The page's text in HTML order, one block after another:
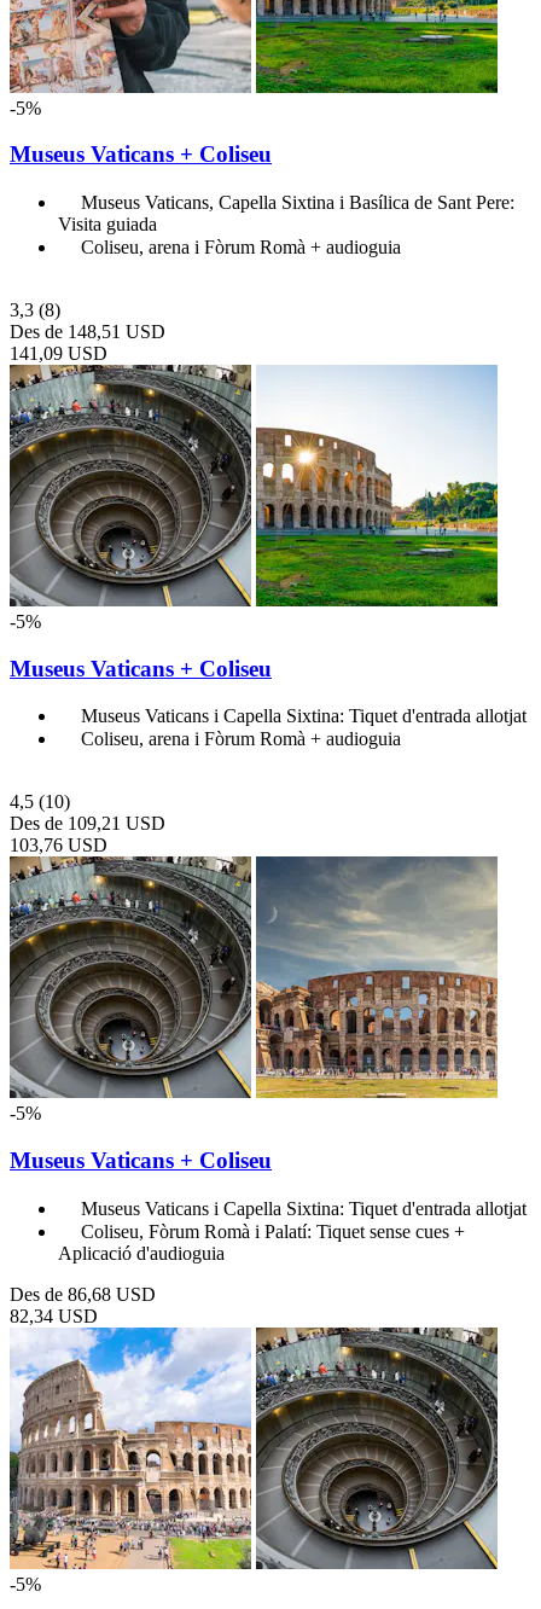
-5%
Museus Vaticans + Coliseu
Museus Vaticans, Capella Sixtina i Basílica de Sant Pere:
Visita guiada
Coliseu, arena i Fòrum Romà + audioguia
3,3 (8)
Des de 148,51 USD
141,09 USD
-5%
Museus Vaticans + Coliseu
Museus Vaticans i Capella Sixtina: Tiquet d'entrada allotjat
Coliseu, arena i Fòrum Romà + audioguia
4,5 (10)
Des de 109,21 USD
103,76 USD
-5%
Museus Vaticans + Coliseu
Museus Vaticans i Capella Sixtina: Tiquet d'entrada allotjat
Coliseu, Fòrum Romà i Palatí: Tiquet sense cues +
Aplicació d'audioguia
Des de 86,68 USD
82,34 USD
-5%